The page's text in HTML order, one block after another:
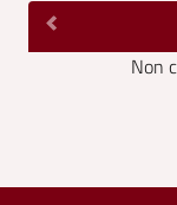
Non